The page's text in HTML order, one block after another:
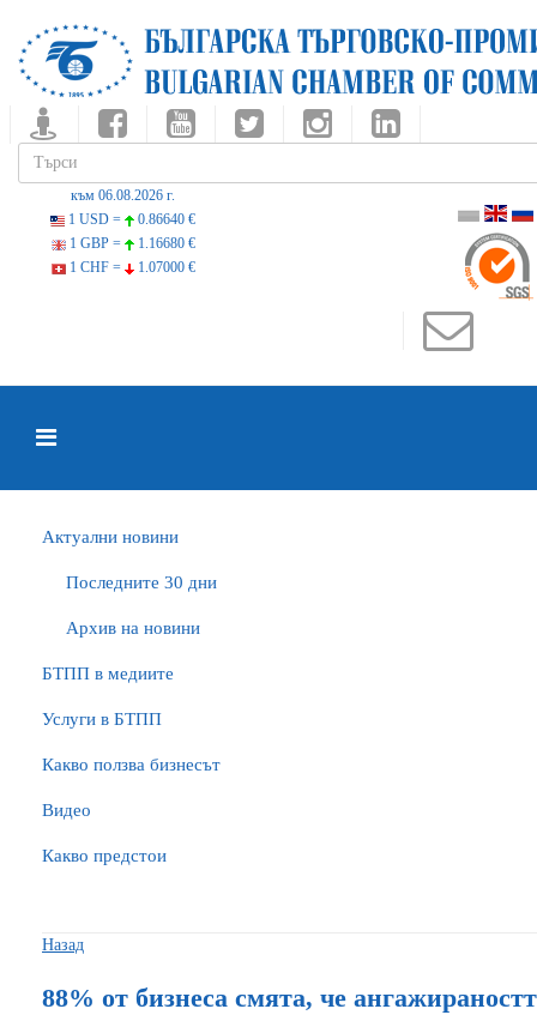
към 06.08.2026 г.
1 USD =
0.86640 €
1 GBP =
1.16680 €
1 CHF =
1.07000 €
Актуални новини
Последните 30 дни
Архив на новини
БTПП в медиите
Услуги в БТПП
Какво ползва бизнесът
Видео
Какво предстои
Назад
88% от бизнеса смята, че